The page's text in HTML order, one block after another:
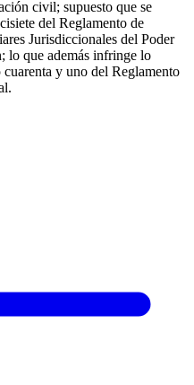
civil; supuesto que se
del Reglamento de
Jurisdiccionales del Poder
lo que además infringe lo
y uno del Reglamento